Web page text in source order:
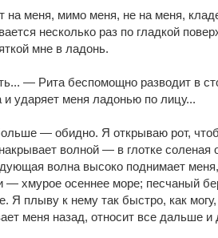
на меня, мимо меня, не на меня,
несколько раз по гладкой
мне в ладонь.
— Рита беспомощно разводит в
и ударяет меня ладонью по лицу...
— обидно. Я открываю рот,
волной — в глотке соленая
волна высоко поднимает
— хмурое осеннее море; песчаный
Я плыву к нему так быстро, как
меня назад, относит все дальше